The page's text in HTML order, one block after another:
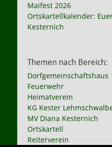
Maifest 2026
Ortskartellkalender:
Kesternich
Themen nach Bereich:
Dorfgemeinschaftshaus
Feuerwehr
Heimatverein
KG Kester
MV Diana Kesternich
Ortskartell
Reiterverein